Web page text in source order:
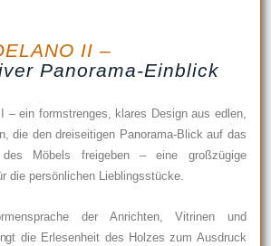
II –
Panorama-Einblick
– ein formstrenges, klares Design aus edlen,
die den dreiseitigen Panorama-Blick auf das
des Möbels freigeben – eine großzügige
die persönlichen Lieblingsstücke.
der Anrichten, Vitrinen und
die Erlesenheit des Holzes zum Ausdruck